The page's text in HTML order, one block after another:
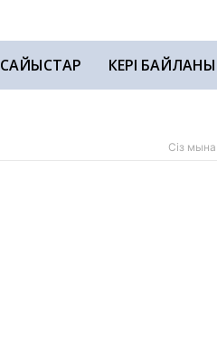
САЙЫСТАР КЕРІ
Сіз